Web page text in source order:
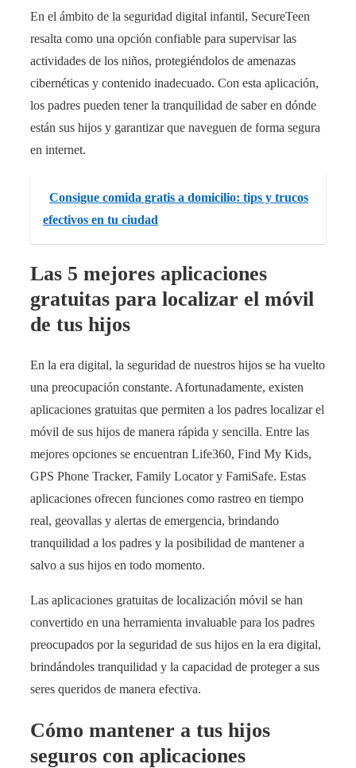
En el ámbito de la seguridad digital infantil, SecureTeen
resalta como una opción confiable para supervisar las
actividades de los niños, protegiéndolos de amenazas
cibernéticas y contenido inadecuado. Con esta aplicación,
los padres pueden tener la tranquilidad de saber en dónde
están sus hijos y garantizar que naveguen de forma segura
en internet.
Consigue comida gratis a domicilio: tips y trucos
efectivos en tu ciudad
Las 5 mejores aplicaciones
gratuitas para localizar el móvil
de tus hijos
En la era digital, la seguridad de nuestros hijos se ha vuelto
una preocupación constante. Afortunadamente, existen
aplicaciones gratuitas que permiten a los padres localizar el
móvil de sus hijos de manera rápida y sencilla. Entre las
mejores opciones se encuentran Life360, Find My Kids,
GPS Phone Tracker, Family Locator y FamiSafe. Estas
aplicaciones ofrecen funciones como rastreo en tiempo
real, geovallas y alertas de emergencia, brindando
tranquilidad a los padres y la posibilidad de mantener a
salvo a sus hijos en todo momento.
Las aplicaciones gratuitas de localización móvil se han
convertido en una herramienta invaluable para los padres
preocupados por la seguridad de sus hijos en la era digital,
brindándoles tranquilidad y la capacidad de proteger a sus
seres queridos de manera efectiva.
Cómo mantener a tus hijos
seguros con aplicaciones